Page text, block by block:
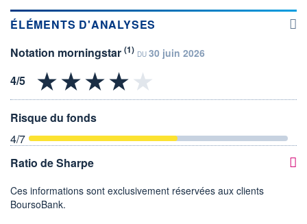
ÉLÉMENTS D'ANALYSES
Notation morningstar (1) DU 30 juin 2026
Risque du fonds
4/7
Ratio de Sharpe
Ces informations sont exclusivement réservées aux clients
BoursoBank.